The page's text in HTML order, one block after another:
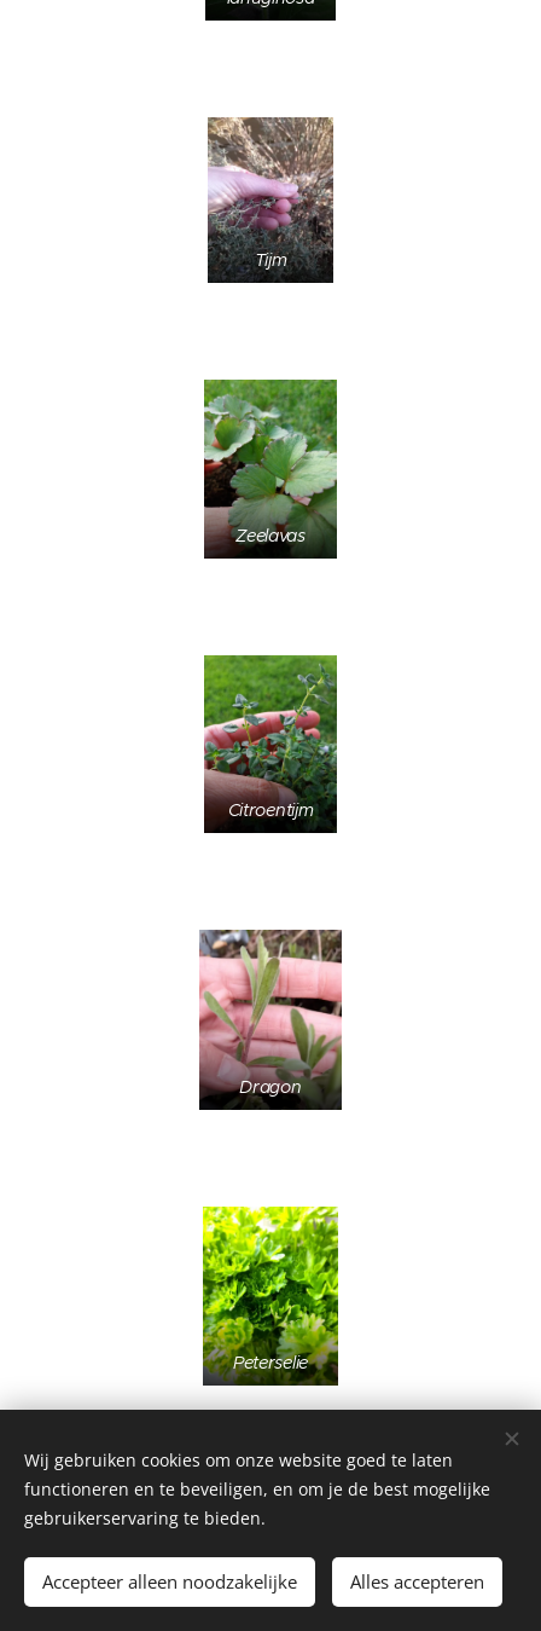
Tijm
Zeelavas
Citroentijm
Dragon
Peterselie
Wij gebruiken cookies om onze website goed te laten
functioneren en te beveiligen, en om je de best mogelijke
gebruikerservaring te bieden.
Accepteer alleen noodzakelijke Alles accepteren